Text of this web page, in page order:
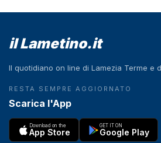
il Lametino.it
Il quotidiano on line di Lamezia Terme e
RESTA SEMPRE AGGIORNATO
Scarica l'App
Download on the
App Store
GET IT ON
Google Play